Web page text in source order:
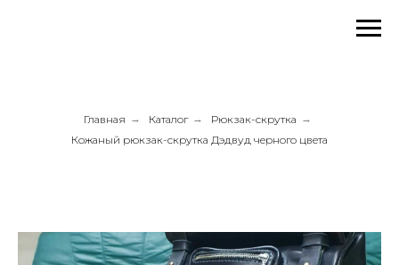
Главная → Каталог → Рюкзак-скрутка →
Кожаный рюкзак-скрутка Дэдвуд черного цвета